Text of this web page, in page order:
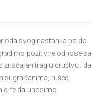
svog nastanka pa do
pozitivne odnose sa
trag u društvu i da
sugrađanima, rušeći
te da unosimo